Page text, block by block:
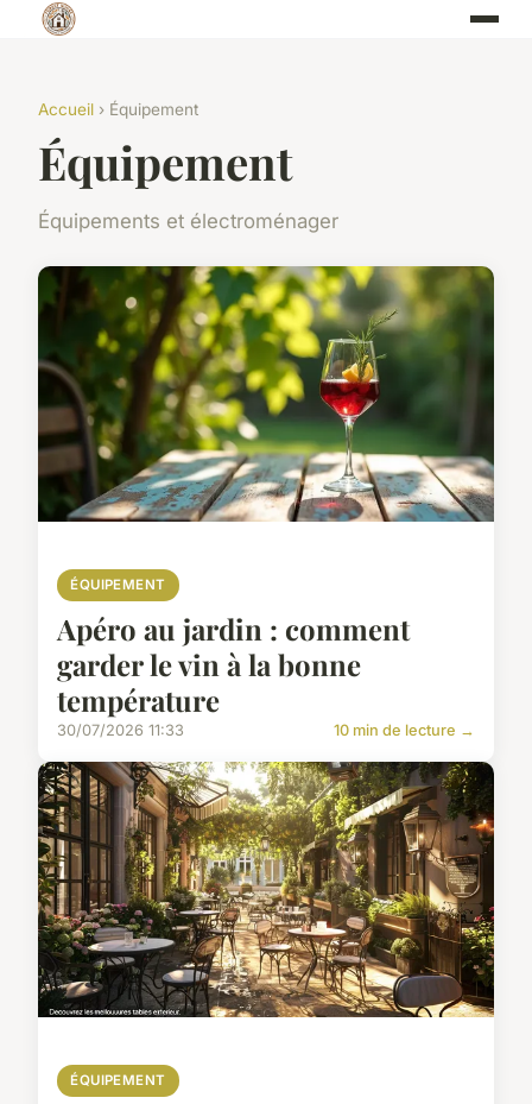
Accueil › Équipement
Équipement
Équipements et électroménager
ÉQUIPEMENT
Apéro au jardin : comment
garder le vin à la bonne
température
30/07/2026 11:33 10 min de lecture →
ÉQUIPEMENT